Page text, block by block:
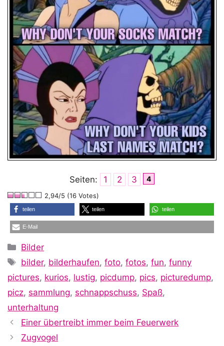
Seiten: 1 2 3 4
2,94/5 (16 Votes)
teilen teilen teilen
E-Mail
Kategorien
Bilder
Schlagwörter
bilder, bilderhaufen,foto,fotos,fun,funny
pictures, kurios, lustig, picdump, pics, picturedump,
picz, sammlung, schnappschuss, Spaß,
unterhaltung
Einer übertreibt immer beim Feuerwerk
Zugvogel